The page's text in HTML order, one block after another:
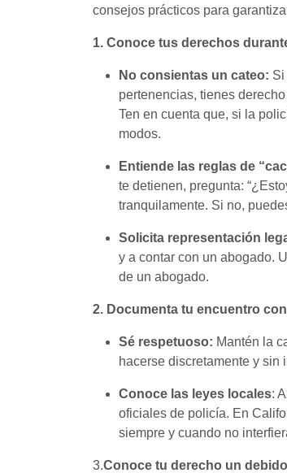
consejos prácticos para
1. Conoce tus derechos
No consientas un cateo: Si
pertenencias, tienes
Ten en cuenta que, si la
modos.
Entiende las reglas de
te detienen, pregunta:
tranquilamente. Si no,
Solicita representación
y a contar con un abogado.
de un abogado.
2. Documenta tu encuentro
Sé respetuoso: Mantén la
hacerse discretamente y sin
Conoce las leyes locales:
oficiales de policía. En
siempre y cuando no
3.Conoce tu derecho un